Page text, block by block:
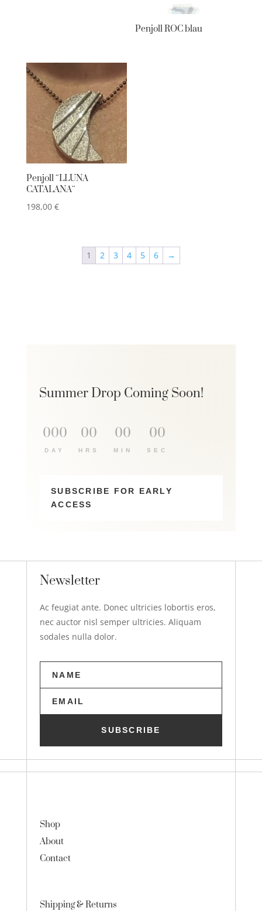
Penjoll ROC blau
Penjoll ¨LLUNA
CATALANA¨
198,00 €
1 2 3 4 5 6 →
Summer Drop Coming Soon!
000
DAY
00
HRS
00
MIN
00
SEC
SUBSCRIBE FOR EARLY
ACCESS
Newsletter
Ac feugiat ante. Donec ultricies lobortis eros,
nec auctor nisl semper ultricies. Aliquam
sodales nulla dolor.
SUBSCRIBE
Shop
About
Contact
Shipping & Returns